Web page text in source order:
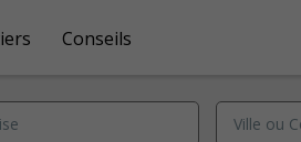
Conseils